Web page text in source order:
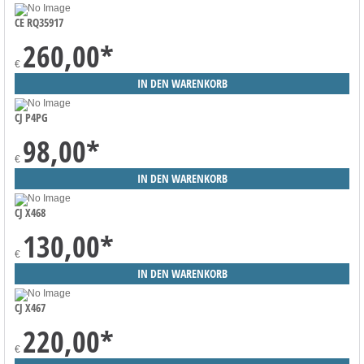
CE RQ35917
€ 260,00*
CJ P4PG
€ 98,00*
CJ X468
€ 130,00*
CJ X467
€ 220,00*